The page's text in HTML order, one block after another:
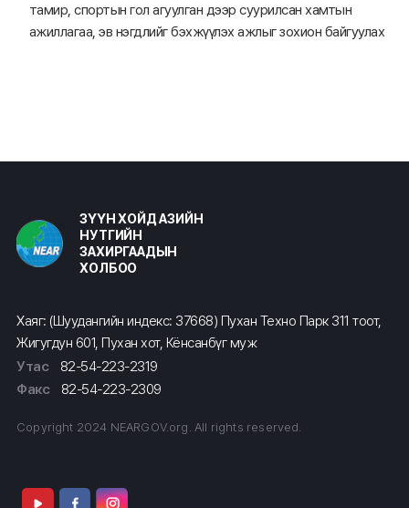
тамир, спортын гол агуулган дээр суурилсан хамтын
ажиллагаа, эв нэгдлийг бэхжүүлэх ажлыг зохион байгуулах
ЗҮҮН ХОЙД АЗИЙН
НУТГИЙН
ЗАХИРГААДЫН
ХОЛБОО
Хаяг: (Шуудангийн индекс: 37668) Пухан Техно Парк 311 тоот,
Жигугдун 601, Пухан хот, Кёнсанбүг муж
Утас
82-54-223-2319
Факс
82-54-223-2309
Copyright 2024 NEARGOV.org. All rights reserved.